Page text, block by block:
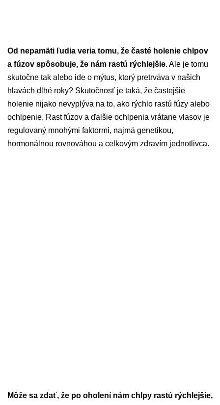
Od nepamäti ľudia veria tomu, že časté holenie chlpov
a fúzov spôsobuje, že nám rastú rýchlejšie. Ale je tomu
skutočne tak alebo ide o mýtus, ktorý pretrváva v našich
hlavách dlhé roky? Skutočnosť je taká, že častejšie
holenie nijako nevyplýva na to, ako rýchlo rastú fúzy alebo
ochlpenie. Rast fúzov a ďalšie ochlpenia vrátane vlasov je
regulovaný mnohými faktormi, najmä genetikou,
hormonálnou rovnováhou a celkovým zdravím jednotlivca.
Môže sa zdať, že po oholení nám chlpy rastú rýchlejšie,